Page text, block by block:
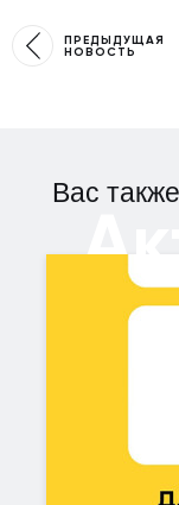
ПРЕДЫДУЩАЯ
НОВОСТЬ
Вас